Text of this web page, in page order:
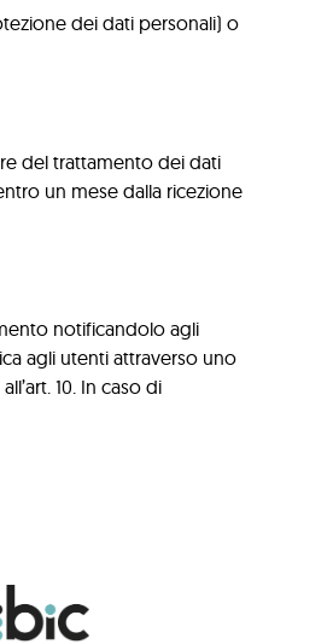
dei dati personali) o
del trattamento dei dati
un mese dalla ricezione
notificandolo agli
agli utenti attraverso uno
10. In caso di